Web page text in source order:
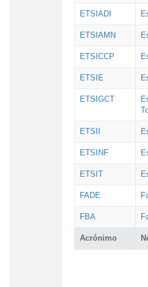
Acrónimo
ETSIADI
ETSIAMN
ETSICCP
ETSIE
ETSIGCT
ETSII
ETSINF
ETSIT
FADE
FBA